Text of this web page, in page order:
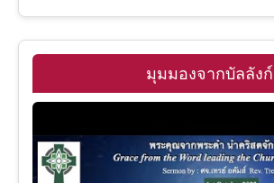
เนหะมีย์
เอสเธอร์
มุมมองจากบัลลังก์